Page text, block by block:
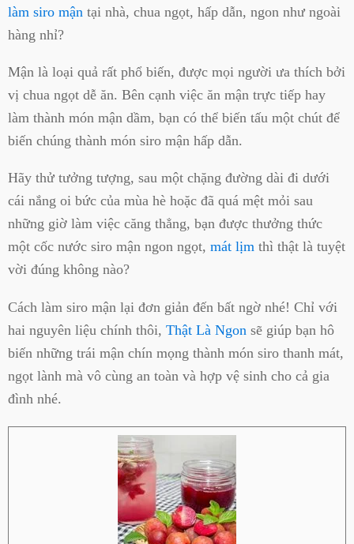
làm siro mận tại nhà, chua ngọt, hấp dẫn, ngon như ngoài
hàng nhỉ?
Mận là loại quả rất phổ biến, được mọi người ưa thích bởi
vị chua ngọt dễ ăn. Bên cạnh việc ăn mận trực tiếp hay
làm thành món mận dầm, bạn có thể biến tấu một chút để
biến chúng thành món siro mận hấp dẫn.
Hãy thử tưởng tượng, sau một chặng đường dài đi dưới
cái nắng oi bức của mùa hè hoặc đã quá mệt mỏi sau
những giờ làm việc căng thẳng, bạn được thưởng thức
một cốc nước siro mận ngon ngọt, mát lịm thì thật là tuyệt
vời đúng không nào?
Cách làm siro mận lại đơn giản đến bất ngờ nhé! Chỉ với
hai nguyên liệu chính thôi, Thật Là Ngon sẽ giúp bạn hô
biến những trái mận chín mọng thành món siro thanh mát,
ngọt lành mà vô cùng an toàn và hợp vệ sinh cho cả gia
đình nhé.